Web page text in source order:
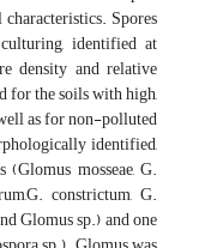
Spores
identified at
density and relative
for the soils with high,
as for non-polluted
identified,
mosseae, G.
constrictum, G.
Glomus sp.) and one